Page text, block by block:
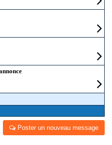
Poster un nouveau message